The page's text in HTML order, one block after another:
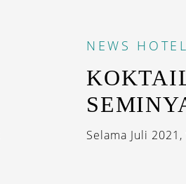
NEWS
Selama Juli